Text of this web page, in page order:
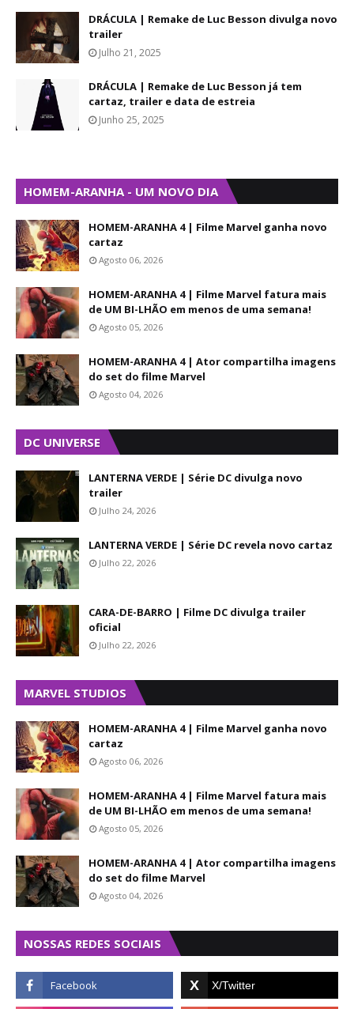
DRÁCULA | Remake de Luc Besson divulga novo
trailer
Julho 21, 2025
DRÁCULA | Remake de Luc Besson já tem
cartaz, trailer e data de estreia
Junho 25, 2025
HOMEM-ARANHA - UM NOVO DIA
HOMEM-ARANHA 4 | Filme Marvel ganha novo
cartaz
Agosto 06, 2026
HOMEM-ARANHA 4 | Filme Marvel fatura mais
de UM BI-LHÃO em menos de uma semana!
Agosto 05, 2026
HOMEM-ARANHA 4 | Ator compartilha imagens
do set do filme Marvel
Agosto 04, 2026
DC UNIVERSE
LANTERNA VERDE | Série DC divulga novo
trailer
Julho 24, 2026
LANTERNA VERDE | Série DC revela novo cartaz
Julho 22, 2026
CARA-DE-BARRO | Filme DC divulga trailer
oficial
Julho 22, 2026
MARVEL STUDIOS
HOMEM-ARANHA 4 | Filme Marvel ganha novo
cartaz
Agosto 06, 2026
HOMEM-ARANHA 4 | Filme Marvel fatura mais
de UM BI-LHÃO em menos de uma semana!
Agosto 05, 2026
HOMEM-ARANHA 4 | Ator compartilha imagens
do set do filme Marvel
Agosto 04, 2026
NOSSAS REDES SOCIAIS